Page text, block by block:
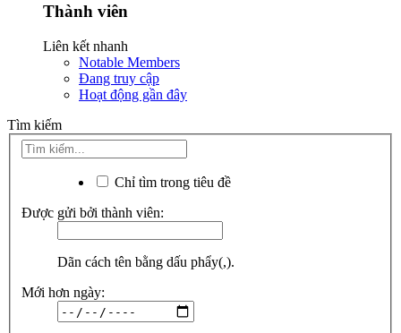
Thành viên
Liên kết nhanh
Notable Members
Đang truy cập
Hoạt động gần đây
Tìm kiếm
Chỉ tìm trong tiêu đề
Được gửi bởi thành viên:
Dãn cách tên bằng dấu phẩy(,).
Mới hơn ngày: